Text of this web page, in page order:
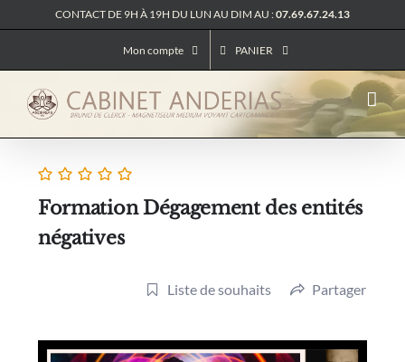
au
CONTACT DE 9H À 19H DU LUN AU DIM AU :07.69.67.24.13
Mon compte PANIER
Formation Dégagement des entités
négatives
Liste de souhaits Partager